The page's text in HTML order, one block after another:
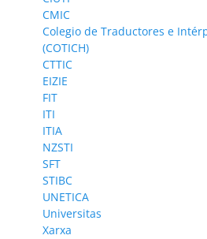
CMIC
Colegio de Traductores e
(COTICH)
CTTIC
EIZIE
FIT
ITI
ITIA
NZSTI
SFT
STIBC
UNETICA
Universitas
Xarxa